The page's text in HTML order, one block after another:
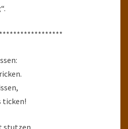
“.
ticken!
stutzen,